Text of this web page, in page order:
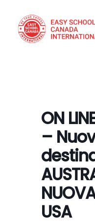
content
VEDIAMOCI
COME FUNZIONA
DESTINAZIONI
ESPERIENZA IN SICUREZZA
ON
–
USA